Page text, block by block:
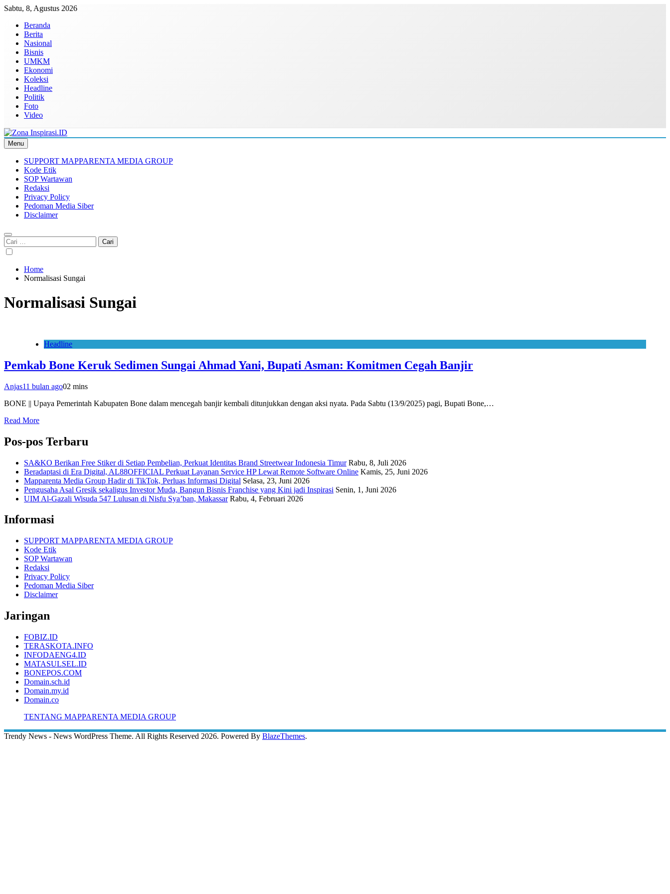
Skip
content
Sabtu, 8, Agustus 2026
Beranda
Berita
Nasional
Bisnis
UMKM
Ekonomi
Koleksi
Headline
Politik
Foto
Video
Zona Inspirasi.ID
Bersama Membangun Semangat Baru
Menu
SUPPORT MAPPARENTA MEDIA GROUP
Kode Etik
SOP Wartawan
Redaksi
Privacy Policy
Pedoman Media Siber
Disclaimer
Cari
untuk:
Home
Normalisasi Sungai
Normalisasi Sungai
Headline
Pemkab Bone Keruk Sedimen Sungai Ahmad Yani, Bupati Asman: Komitmen Cegah Banjir
Anjas11 bulan ago02 mins
BONE || Upaya Pemerintah Kabupaten Bone dalam mencegah banjir kembali ditunjukkan dengan aksi nyata. Pada Sabtu (13/9/2025) pagi, Bupati Bone,…
Read More
Pos-pos Terbaru
SA&KO Berikan Free Stiker di Setiap Pembelian, Perkuat Identitas Brand Streetwear Indonesia Timur Rabu, 8, Juli 2026
Beradaptasi di Era Digital, AL88OFFICIAL Perkuat Layanan Service HP Lewat Remote Software Online Kamis, 25, Juni 2026
Mapparenta Media Group Hadir di TikTok, Perluas Informasi Digital Selasa, 23, Juni 2026
Pengusaha Asal Gresik sekaligus Investor Muda, Bangun Bisnis Franchise yang Kini jadi Inspirasi Senin, 1, Juni 2026
UIM Al-Gazali Wisuda 547 Lulusan di Nisfu Sya’ban, Makassar Rabu, 4, Februari 2026
Informasi
SUPPORT MAPPARENTA MEDIA GROUP
Kode Etik
SOP Wartawan
Redaksi
Privacy Policy
Pedoman Media Siber
Disclaimer
Jaringan
FOBIZ.ID
TERASKOTA.INFO
INFODAENG4.ID
MATASULSEL.ID
BONEPOS.COM
Domain.sch.id
Domain.my.id
Domain.co
TENTANG MAPPARENTA MEDIA GROUP
Trendy News - News WordPress Theme. All Rights Reserved 2026. Powered By BlazeThemes.